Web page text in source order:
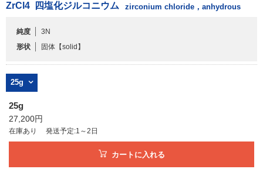
キーワードで検索する
CAS番号で検索
ZrCl 4 四塩化ジルコニウム zirconium chloride，anhydrous
純度
3N
形状
固体 【solid】
25g
25g
27,200円
在庫あり 発送予定:1～2日
カートに入れる